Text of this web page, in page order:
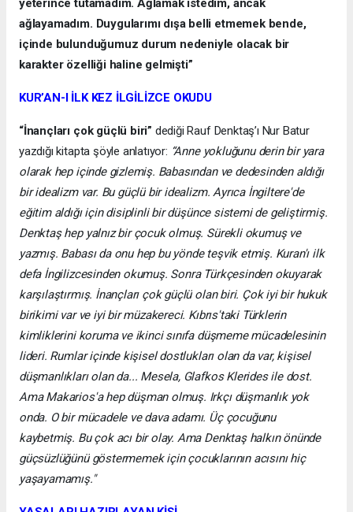
yeterince tutamadım. Ağlamak istedim, ancak
ağlayamadım. Duygularımı dışa belli etmemek bende,
içinde bulunduğumuz durum nedeniyle olacak bir
karakter özelliği haline gelmişti”
KUR’AN-I İLK KEZ İLGİLİZCE OKUDU
“İnançları çok güçlü biri” dediği Rauf Denktaş’ı Nur Batur
yazdığı kitapta şöyle anlatıyor: “Anne yokluğunu derin bir yara
olarak hep içinde gizlemiş. Babasından ve dedesinden aldığı
bir idealizm var. Bu güçlü bir idealizm. Ayrıca İngiltere'de
eğitim aldığı için disiplinli bir düşünce sistemi de geliştirmiş.
Denktaş hep yalnız bir çocuk olmuş. Sürekli okumuş ve
yazmış. Babası da onu hep bu yönde teşvik etmiş. Kuran'ı ilk
defa İngilizcesinden okumuş. Sonra Türkçesinden okuyarak
karşılaştırmış. İnançları çok güçlü olan biri. Çok iyi bir hukuk
birikimi var ve iyi bir müzakereci. Kıbrıs'taki Türklerin
kimliklerini koruma ve ikinci sınıfa düşmeme mücadelesinin
lideri. Rumlar içinde kişisel dostlukları olan da var, kişisel
düşmanlıkları olan da... Mesela, Glafkos Klerides ile dost.
Ama Makarios'a hep düşman olmuş. Irkçı düşmanlık yok
onda. O bir mücadele ve dava adamı. Üç çocuğunu
kaybetmiş. Bu çok acı bir olay. Ama Denktaş halkın önünde
güçsüzlüğünü göstermemek için çocuklarının acısını hiç
yaşayamamış."